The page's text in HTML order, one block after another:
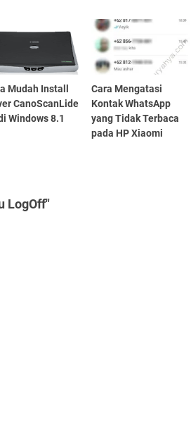
Mudah Install
CanoScanLide
Windows 8.1
Cara Mengatasi
Kontak WhatsApp
yang Tidak Terbaca
pada HP Xiaomi
LogOff"